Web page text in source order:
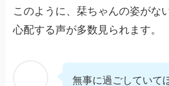
このように、栞ちゃんの姿がな
心配する声が多数見られます。
無事に過ごしていて